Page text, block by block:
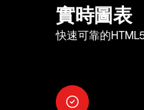
實時圖表
快速可靠的